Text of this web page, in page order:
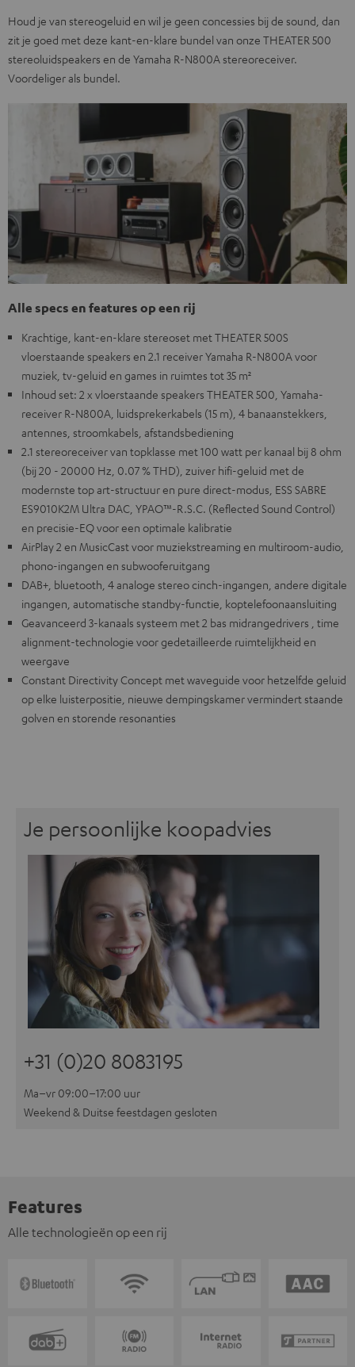
Houd je van stereogeluid en wil je geen concessies bij de sound, dan
zit je goed met deze kant-en-klare bundel van onze THEATER 500
stereoluidspeakers en de Yamaha R-N800A stereoreceiver.
Voordeliger als bundel.
Alle specs en features op een rij
Krachtige, kant-en-klare stereoset met THEATER 500S
vloerstaande speakers en 2.1 receiver Yamaha R-N800A voor
muziek, tv-geluid en games in ruimtes tot 35 m²
Inhoud set: 2 x vloerstaande speakers THEATER 500, Yamaha-
receiver R-N800A, luidsprekerkabels (15 m), 4 banaanstekkers,
antennes, stroomkabels, afstandsbediening
2.1 stereoreceiver van topklasse met 100 watt per kanaal bij 8 ohm
(bij 20 - 20000 Hz, 0.07 % THD), zuiver hifi-geluid met de
modernste top art-structuur en pure direct-modus, ESS SABRE
ES9010K2M Ultra DAC, YPAO™-R.S.C. (Reflected Sound Control)
en precisie-EQ voor een optimale kalibratie
AirPlay 2 en MusicCast voor muziekstreaming en multiroom-audio,
phono-ingangen en subwooferuitgang
DAB+, bluetooth, 4 analoge stereo cinch-ingangen, andere digitale
ingangen, automatische standby-functie, koptelefoonaansluiting
Geavanceerd 3-kanaals systeem met 2 bas midrangedrivers , time
alignment-technologie voor gedetailleerde ruimtelijkheid en
weergave
Constant Directivity Concept met waveguide voor hetzelfde geluid
op elke luisterpositie, nieuwe dempingskamer vermindert staande
golven en storende resonanties
Je persoonlijke koopadvies
+31 (0)20 8083195
Ma–vr 09:00–17:00 uur
Weekend & Duitse feestdagen gesloten
Features
Alle technologieën op een rij